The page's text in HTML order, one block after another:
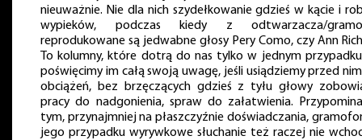
nieuważnie. Nie dla nich szydełkowanie gdzieś w kącie i
wypieków, podczas kiedy z odtwarzacza/
reprodukowane są jedwabne głosy Pery Como, czy Ann
To kolumny, które dotrą do nas tylko w jednym
poświęcimy im całą swoją uwagę, jeśli usiądziemy przed
obciążeń, bez brzęczących gdzieś z tyłu głowy
pracy do nadgonienia, spraw do załatwienia.
tym, przynajmniej na płaszczyźnie doświadczania,
jego przypadku wyrywkowe słuchanie też raczej nie